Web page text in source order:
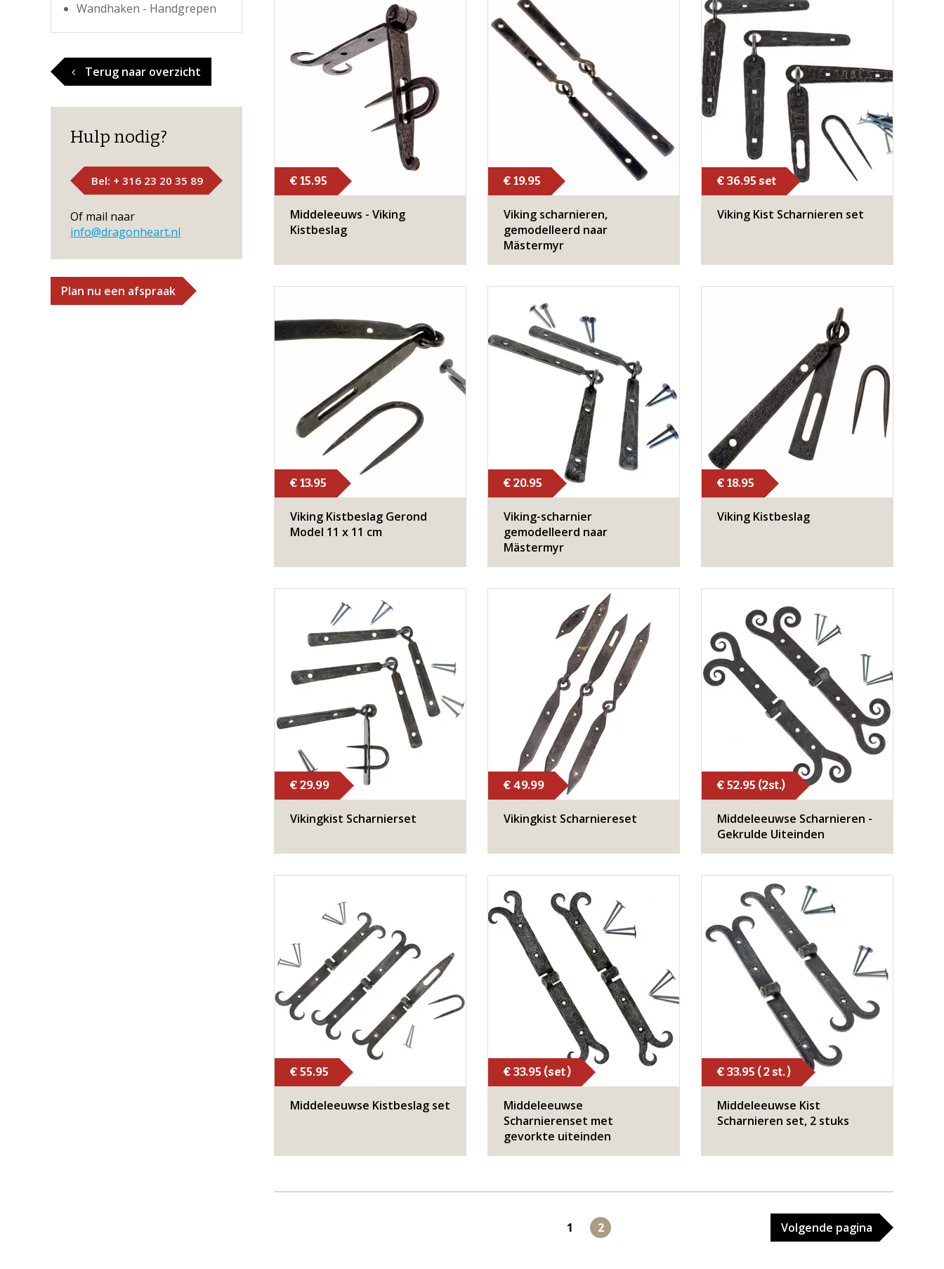
Wandhaken - Handgrepen
Terug naar overzicht
Hulp nodig?
Bel: + 316 23 20 35 89
Of mail naar
info@dragonheart.nl
Plan nu een afspraak
€ 15.95
Middeleeuws - Viking
Kistbeslag
€ 19.95
Viking scharnieren,
gemodelleerd naar
Mästermyr
€ 36.95 set
Viking Kist Scharnieren set
€ 13.95
Viking Kistbeslag Gerond
Model 11 x 11 cm
€ 20.95
Viking-scharnier
gemodelleerd naar
Mästermyr
€ 18.95
Viking Kistbeslag
€ 29.99
Vikingkist Scharnierset
€ 49.99
Vikingkist Scharniereset
€ 52.95 (2st.)
Middeleeuwse Scharnieren -
Gekrulde Uiteinden
€ 55.95
Middeleeuwse Kistbeslag set
€ 33.95 (set )
Middeleeuwse
Scharnierenset met
gevorkte uiteinden
€ 33.95 ( 2 st. )
Middeleeuwse Kist
Scharnieren set, 2 stuks
1 2 Volgende pagina